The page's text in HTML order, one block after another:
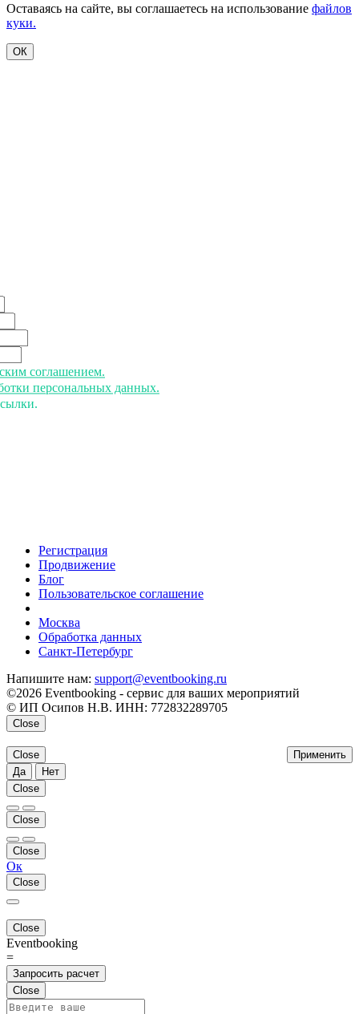
Оставаясь на сайте, вы соглашаетесь на использование файлов
куки.
ОК
соглашением.
персональных данных.
Регистрация
Продвижение
Блог
Пользовательское соглашение
Москва
Обработка данных
Санкт-Петербург
Напишите нам: support@eventbooking.ru
©2026 Eventbooking - сервис для ваших мероприятий
© ИП Осипов Н.В. ИНН: 772832289705
Close
Применить
Close
Да
Нет
Close
Close
Close
Ок
Close
Close
Eventbooking
=
Запросить расчет
Close